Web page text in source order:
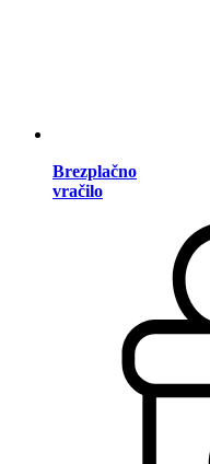
Brezplačno
vračilo